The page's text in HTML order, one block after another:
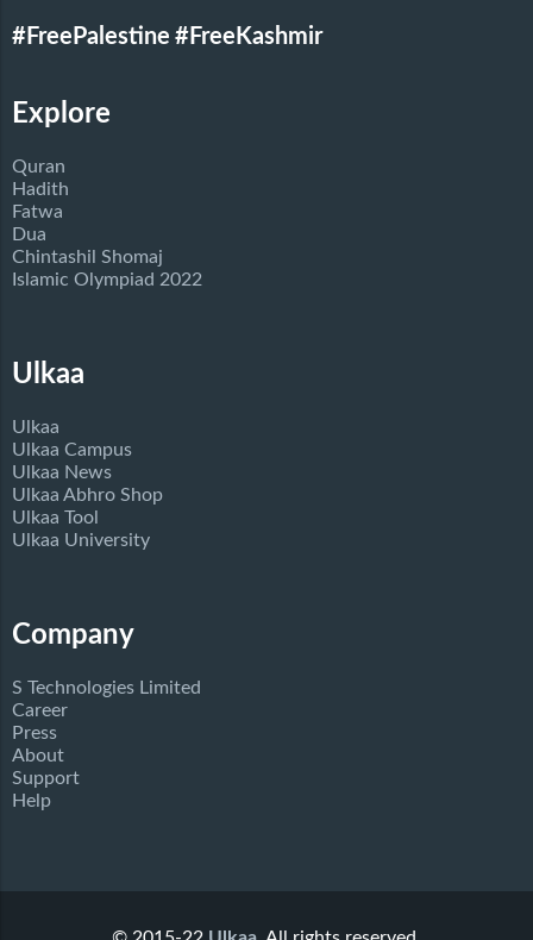
#FreePalestine #FreeKashmir
Explore
Quran
Hadith
Fatwa
Dua
Chintashil Shomaj
Islamic Olympiad 2022
Ulkaa
Ulkaa
Ulkaa Campus
Ulkaa News
Ulkaa Abhro Shop
Ulkaa Tool
Ulkaa University
Company
S Technologies Limited
Career
Press
About
Support
Help